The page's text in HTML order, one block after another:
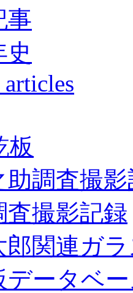
事
史
板
助調査撮
査撮影記録
郎関連ガ
データベ